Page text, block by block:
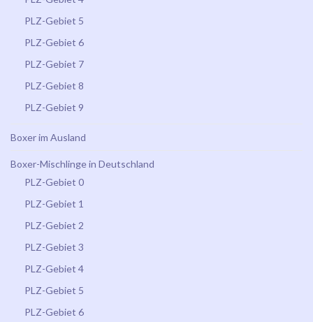
PLZ-Gebiet 5
PLZ-Gebiet 6
PLZ-Gebiet 7
PLZ-Gebiet 8
PLZ-Gebiet 9
Boxer im Ausland
Boxer-Mischlinge in Deutschland
PLZ-Gebiet 0
PLZ-Gebiet 1
PLZ-Gebiet 2
PLZ-Gebiet 3
PLZ-Gebiet 4
PLZ-Gebiet 5
PLZ-Gebiet 6